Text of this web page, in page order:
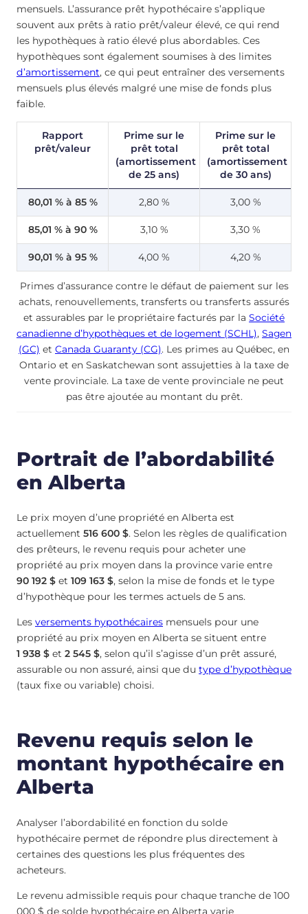
mensuels. L’assurance prêt hypothécaire s’applique
souvent aux prêts à ratio prêt/valeur élevé, ce qui rend
les hypothèques à ratio élevé plus abordables. Ces
hypothèques sont également soumises à des limites
d’amortissement, ce qui peut entraîner des versements
mensuels plus élevés malgré une mise de fonds plus
faible.
Rapport
prêt/valeur
Prime sur le
prêt total
(amortissement
de 25 ans)
Prime sur le
prêt total
(amortissement
de 30 ans)
80,01 % à 85 % 2,80 % 3,00 %
85,01 % à 90 % 3,10 % 3,30 %
90,01 % à 95 % 4,00 % 4,20 %
Primes d’assurance contre le défaut de paiement sur les
achats, renouvellements, transferts ou transferts assurés
et assurables par le propriétaire facturés par la Société
canadienne d’hypothèques et de logement (SCHL), Sagen
(GC) et Canada Guaranty (CG). Les primes au Québec, en
Ontario et en Saskatchewan sont assujetties à la taxe de
vente provinciale. La taxe de vente provinciale ne peut
pas être ajoutée au montant du prêt.
Portrait de l’abordabilité
en Alberta
Le prix moyen d’une propriété en Alberta est
actuellement 516 600 $. Selon les règles de qualification
des prêteurs, le revenu requis pour acheter une
propriété au prix moyen dans la province varie entre
90 192 $ et 109 163 $, selon la mise de fonds et le type
d’hypothèque pour les termes actuels de 5 ans.
Les versements hypothécaires mensuels pour une
propriété au prix moyen en Alberta se situent entre
1 938 $ et 2 545 $, selon qu’il s’agisse d’un prêt assuré,
assurable ou non assuré, ainsi que du type d’hypothèque
(taux fixe ou variable) choisi.
Revenu requis selon le
montant hypothécaire en
Alberta
Analyser l’abordabilité en fonction du solde
hypothécaire permet de répondre plus directement à
certaines des questions les plus fréquentes des
acheteurs.
Le revenu admissible requis pour chaque tranche de 100
000 $ de solde hypothécaire en Alberta varie